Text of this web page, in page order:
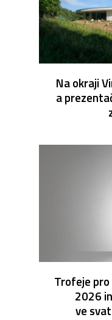
Na okraji
a
Trofeje
2026
ve